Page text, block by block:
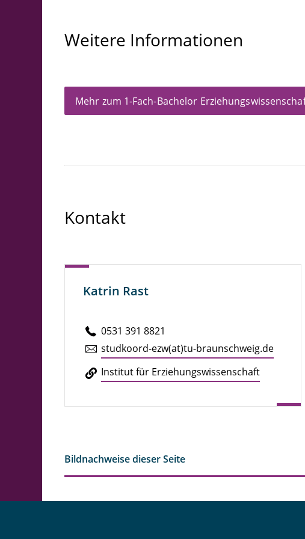
Weitere Informationen
Mehr zum 1-Fach-Bachelor
Kontakt
Katrin Rast
0531 391 8821
stud­koord-ezw(at)tu-braun­schweig.de
In­sti­tut für Er­zie­hungs­wis­sen­schaft
Bildnachweise dieser Seite